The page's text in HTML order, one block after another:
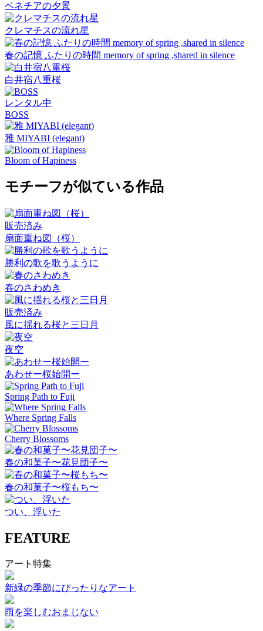
ベネチアの夕景
クレマチスの流れ星
春の記憶 ふたりの時間 memory of spring ,shared in silence
白井宿八重桜
レンタル中
BOSS
雅 MIYABI (elegant)
Bloom of Hapiness
モチーフが似ている作品
販売済み
扇面重ね図（桜）
勝利の歌を歌うように
春のさわめき
販売済み
風に揺れる桜と三日月
夜空
あわせー桜始開ー
Spring Path to Fuji
Where Spring Falls
Cherry Blossoms
春の和菓子〜花見団子〜
春の和菓子〜桜もち〜
つい、浮いた
FEATURE
アート特集
新緑の季節にぴったりなアート
雨を楽しむおまじない